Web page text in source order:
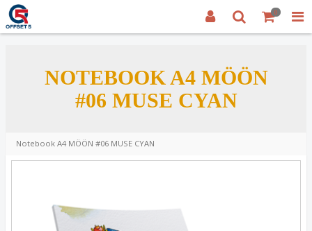
0
NOTEBOOK A4 MÖÖN
#06 MUSE CYAN
Notebook A4 MÖÖN #06 MUSE CYAN